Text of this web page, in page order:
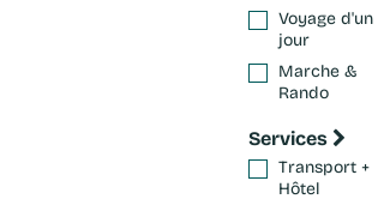
Voyage d'un
jour
Marche &
Rando
Services
Transport +
Hôtel